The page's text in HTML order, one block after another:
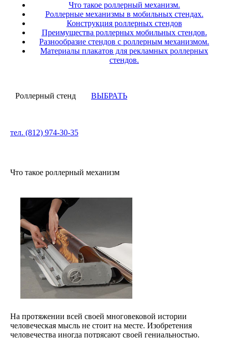
Что такое роллерный механизм.
Роллерные механизмы в мобильных стендах.
Конструкция роллерных стендов
Преимущества роллерных мобильных стендов.
Разнообразие стендов с роллерным механизмом.
Материалы плакатов для рекламных роллерных
стендов.
Роллерный стенд ВЫБРАТЬ
тел. (812) 974-30-35
Что такое роллерный механизм
На протяжении всей своей многовековой истории
человеческая мысль не стоит на месте. Изобретения
человечества иногда потрясают своей гениальностью.